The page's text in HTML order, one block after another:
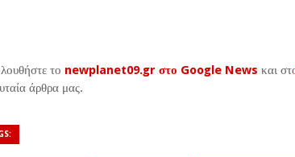
το newplanet09.gr στο Google News και
άρθρα μας.